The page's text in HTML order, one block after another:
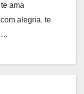
ama
alegria, te